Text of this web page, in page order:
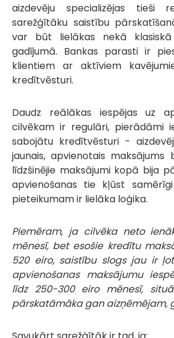
aizdevēju specializējas tieši
sarežģītāku saistību
var būt lielākas nekā
gadījumā. Bankas parasti ir
klientiem ar aktīviem
kredītvēsturi.
Daudz reālākas iespējas uz
cilvēkam ir regulāri, pierādāmi
sabojātu kredītvēsturi -
jaunais, apvienotais maksājums
līdzšinējie maksājumi kopā bija
apvienošanas tie kļūst
pieteikumam ir lielāka loģika.
Piemēram, ja cilvēka neto
mēnesī, bet esošie kredītu
520 eiro, saistību slogs jau ir
apvienošanas maksājumu
līdz 250-300 eiro mēnesī,
pārskatāmāka gan aizņēmējam,